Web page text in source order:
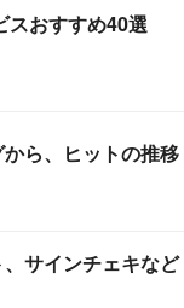
スおすすめ40選
ら、ヒットの推移
サインチェキなど